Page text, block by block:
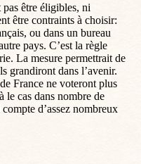
être éligibles, ni
être contraints à choisir:
ou dans un bureau
pays. C’est la règle
La mesure permettrait de
grandiront dans l’avenir.
France ne voteront plus
le cas dans nombre de
d’assez nombreux